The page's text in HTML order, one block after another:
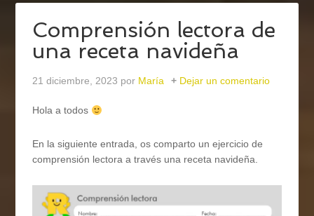
Comprensión lectora de
una receta navideña
21 diciembre, 2023 por María Dejar un comentario
Hola a todos
En la siguiente entrada, os comparto un ejercicio de
comprensión lectora a través una receta navideña.